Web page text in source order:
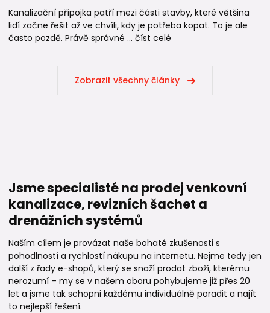
Kanalizační přípojka patří mezi části stavby, které většina
lidí začne řešit až ve chvíli, kdy je potřeba kopat. To je ale
často pozdě. Právě správné ... číst celé
Zobrazit všechny články
Jsme specialisté na prodej venkovní
kanalizace, revizních šachet a
drenážních systémů
Naším cílem je provázat naše bohaté zkušenosti s
pohodlností a rychlostí nákupu na internetu. Nejme tedy jen
další z řady e-shopů, který se snaží prodat zboží, kterému
nerozumí – my se v našem oboru pohybujeme již přes 20
let a jsme tak schopni každému individuálně poradit a najít
to nejlepší řešení.